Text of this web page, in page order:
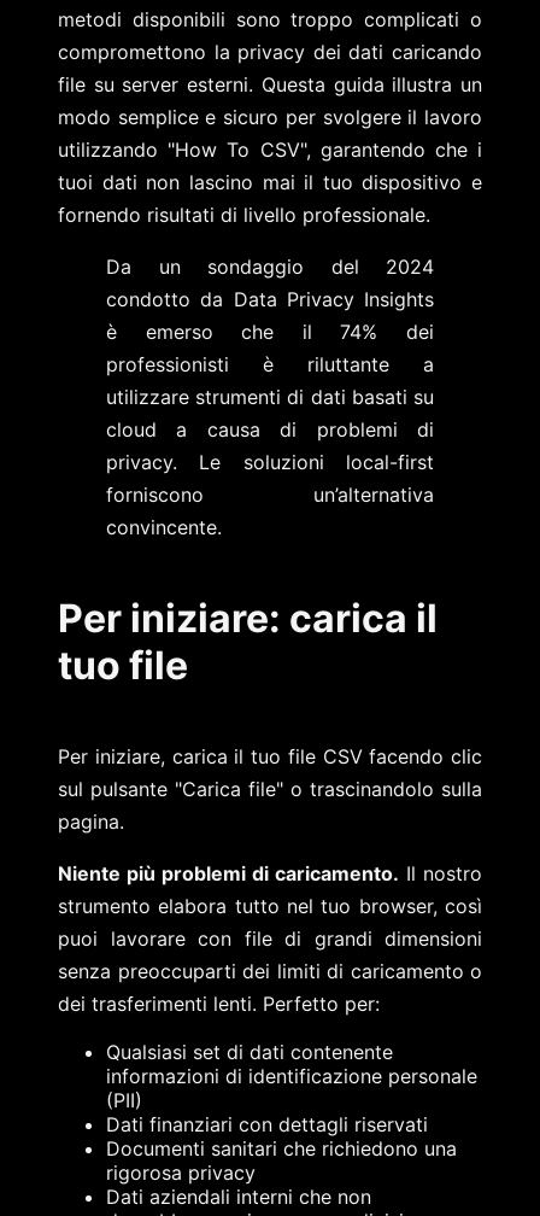
metodi disponibili sono troppo complicati o
compromettono la privacy dei dati caricando
file su server esterni. Questa guida illustra un
modo semplice e sicuro per svolgere il lavoro
utilizzando "How To CSV", garantendo che i
tuoi dati non lascino mai il tuo dispositivo e
fornendo risultati di livello professionale.
Da un sondaggio del 2024
condotto da Data Privacy Insights
è emerso che il 74% dei
professionisti è riluttante a
utilizzare strumenti di dati basati su
cloud a causa di problemi di
privacy. Le soluzioni local-first
forniscono un’alternativa
convincente.
Per iniziare: carica il
tuo file
Per iniziare, carica il tuo file CSV facendo clic
sul pulsante "Carica file" o trascinandolo sulla
pagina.
Niente più problemi di caricamento. Il nostro
strumento elabora tutto nel tuo browser, così
puoi lavorare con file di grandi dimensioni
senza preoccuparti dei limiti di caricamento o
dei trasferimenti lenti. Perfetto per:
Qualsiasi set di dati contenente
informazioni di identificazione personale
(PII)
Dati finanziari con dettagli riservati
Documenti sanitari che richiedono una
rigorosa privacy
Dati aziendali interni che non